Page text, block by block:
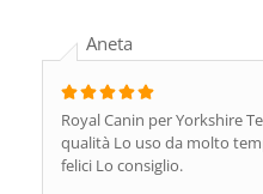
Aneta
Royal Canin per Yorkshire
qualità Lo uso da molto
felici Lo consiglio.